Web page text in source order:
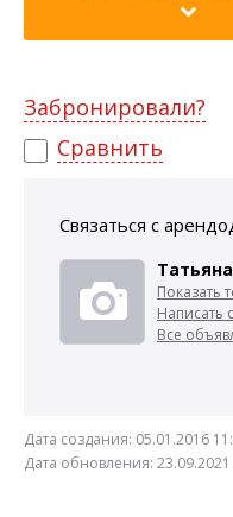
Забронировали?
Сравнить
Связаться с
Татьяна
Показать
Написать
Все
Дата создания: 05.01.2016
Дата обновления: